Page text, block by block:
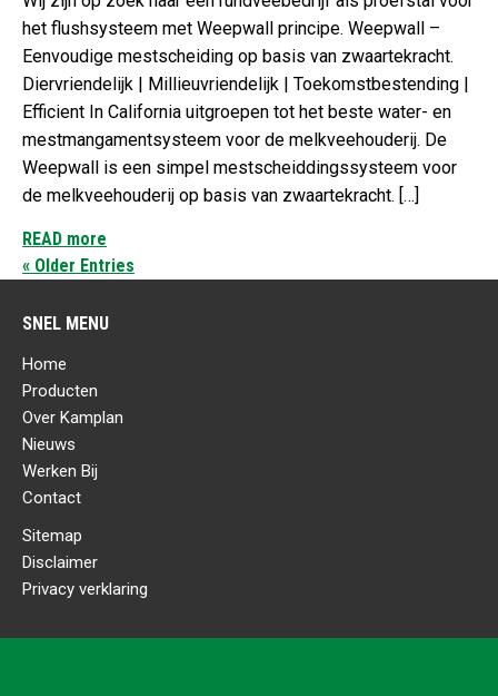
het flushsysteem met Weepwall principe. Weepwall –
Eenvoudige mestscheiding op basis van zwaartekracht.
Diervriendelijk | Millieuvriendelijk | Toekomstbestending |
Efficient In California uitgroepen tot het beste water- en
mestmangamentsysteem voor de melkveehouderij. De
Weepwall is een simpel mestscheiddingssysteem voor
de melkveehouderij op basis van zwaartekracht. […]
READ more
« Older Entries
SNEL MENU
Home
Producten
Over Kamplan
Nieuws
Werken Bij
Contact
Sitemap
Disclaimer
Privacy verklaring